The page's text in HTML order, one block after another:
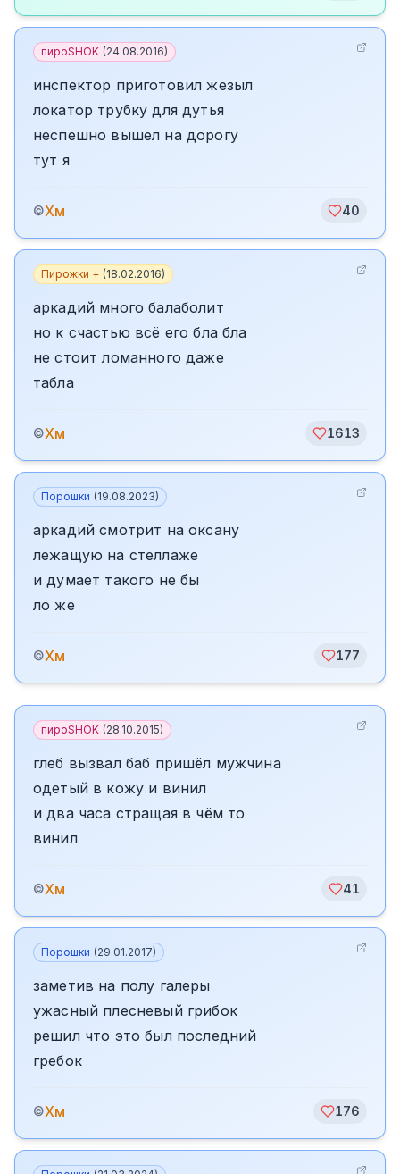
пироSHOK (24.08.2016)
инспектор приготовил жезыл
локатор трубку для дутья
неспешно вышел на дорогу
тут я
©Хм 40
Пирожки + (18.02.2016)
аркадий много балаболит
но к счастью всё его бла бла
не стоит ломанного даже
табла
©Хм 1613
Порошки (19.08.2023)
аркадий смотрит на оксану
лежащую на стеллаже
и думает такого не бы
ло же
©Хм 177
пироSHOK (28.10.2015)
глеб вызвал баб пришёл мужчина
одетый в кожу и винил
и два часа стращая в чём то
винил
©Хм 41
Порошки (29.01.2017)
заметив на полу галеры
ужасный плесневый грибок
решил что это был последний
гребок
©Хм 176